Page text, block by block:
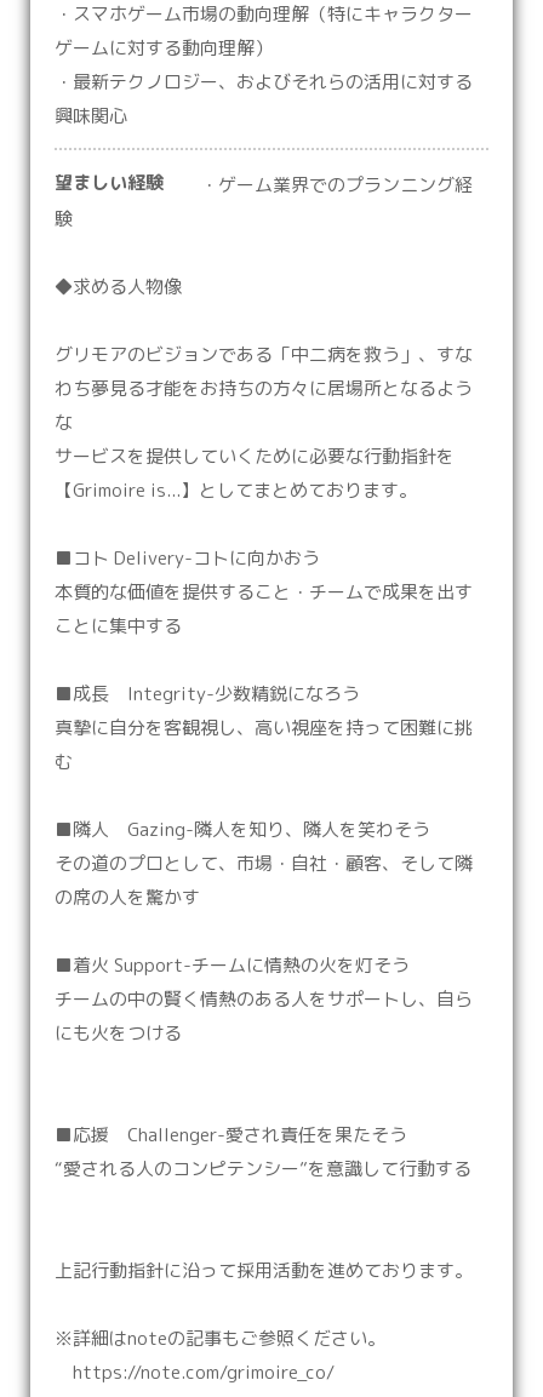
・スマホゲーム市場の動向理解（特にキャラクター
ゲームに対する動向理解）
・最新テクノロジー、およびそれらの活用に対する
興味関心
望ましい経験
・ゲーム業界でのプランニング経
験
◆求める人物像
グリモアのビジョンである「中二病を救う」、すな
わち夢見る才能をお持ちの方々に居場所となるよう
な
サービスを提供していくために必要な行動指針を
【Grimoire is...】としてまとめております。
■コト Delivery-コトに向かおう
本質的な価値を提供すること・チームで成果を出す
ことに集中する
■成長 Integrity-少数精鋭になろう
真摯に自分を客観視し、高い視座を持って困難に挑
む
■隣人 Gazing-隣人を知り、隣人を笑わそう
その道のプロとして、市場・自社・顧客、そして隣
の席の人を驚かす
■着火 Support-チームに情熱の火を灯そう
チームの中の賢く情熱のある人をサポートし、自ら
にも火をつける
■応援 Challenger-愛され責任を果たそう
“愛される人のコンピテンシー”を意識して行動する
上記行動指針に沿って採用活動を進めております。
※詳細はnoteの記事もご参照ください。
https://note.com/grimoire_co/